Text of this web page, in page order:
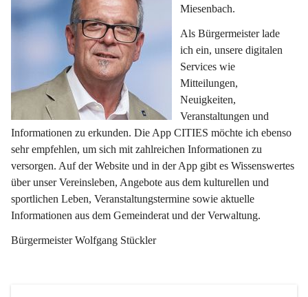
Miesenbach.
Als Bürgermeister lade
ich ein, unsere digitalen
Services wie
Mitteilungen,
Neuigkeiten,
Veranstaltungen und
Informationen zu erkunden. Die App CITIES möchte ich ebenso
sehr empfehlen, um sich mit zahlreichen Informationen zu
versorgen. Auf der Website und in der App gibt es Wissenswertes
über unser Vereinsleben, Angebote aus dem kulturellen und
sportlichen Leben, Veranstaltungstermine sowie aktuelle
Informationen aus dem Gemeinderat und der Verwaltung.
Bürgermeister Wolfgang Stückler